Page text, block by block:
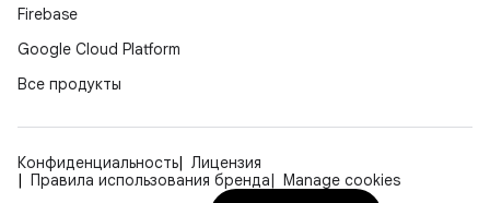
Firebase
Google Cloud Platform
Все продукты
Конфиденциальность
Лицензия
Правила использования бренда
Manage cookies